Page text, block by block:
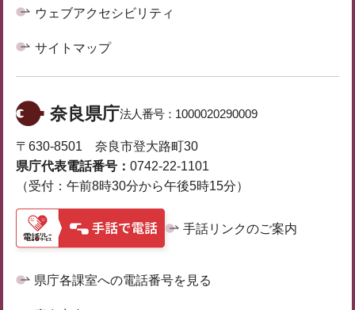
ウェブアクセシビリティ
サイトマップ
奈良県庁法人番号： 1000020290009
〒630-8501 奈良市登大路町30
県庁代表電話番号： 0742-22-1101
（受付：午前8時30分から午後5時15分）
手話リンクのご案内
県庁各課室への電話番号を見る